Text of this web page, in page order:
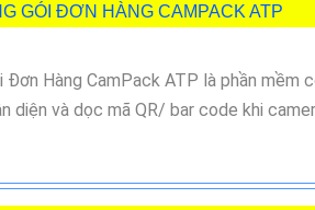
GÓI ĐƠN HÀNG CAMPACK ATP
Đơn Hàng CamPack ATP là phần mềm
diện và dọc mã QR/ bar code khi